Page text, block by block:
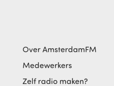
Over AmsterdamFM
Medewerkers
Zelf radio maken?